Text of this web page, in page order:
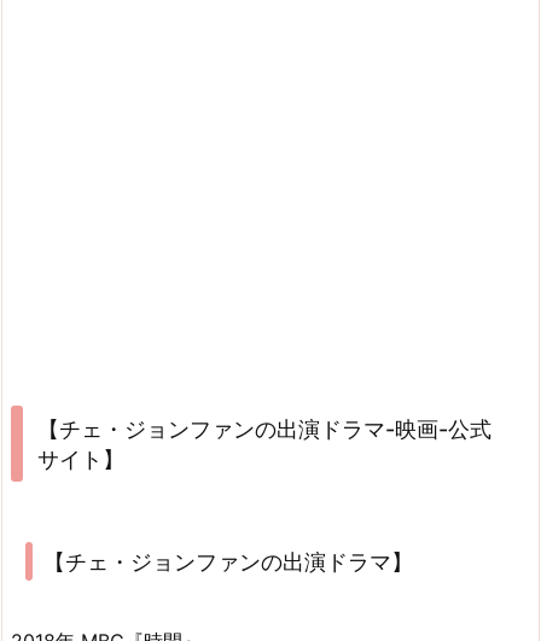
【チェ・ジョンファンの出演ドラマ-映画-公式
サイト】
【チェ・ジョンファンの出演ドラマ】